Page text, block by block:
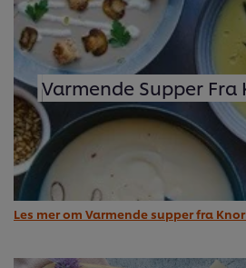
Varmende Supper Fra
Les mer om Varmende supper fra